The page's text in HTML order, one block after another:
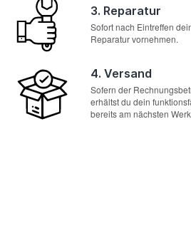
3. Reparatur
Sofort nach Eintreffen
Reparatur vornehmen.
4. Versand
Sofern der
erhältst du dein
bereits am nächsten